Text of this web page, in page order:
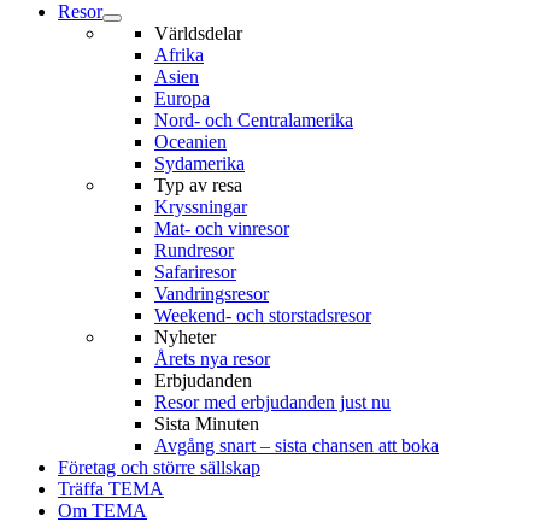
Resor
Världsdelar
Afrika
Asien
Europa
Nord- och Centralamerika
Oceanien
Sydamerika
Typ av resa
Kryssningar
Mat- och vinresor
Rundresor
Safariresor
Vandringsresor
Weekend- och storstadsresor
Nyheter
Årets nya resor
Erbjudanden
Resor med erbjudanden just nu
Sista Minuten
Avgång snart – sista chansen att boka
Företag och större sällskap
Träffa TEMA
Om TEMA